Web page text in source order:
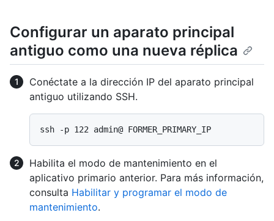
Configurar un aparato principal
antiguo como una nueva réplica
Conéctate a la dirección IP del aparato principal
antiguo utilizando SSH.
Habilita el modo de mantenimiento en el
aplicativo primario anterior. Para más información,
consulta Habilitar y programar el modo de
mantenimiento.